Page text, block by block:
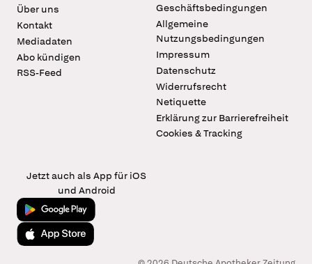
Über uns
Kontakt
Mediadaten
Abo kündigen
RSS-Feed
Geschäftsbedingungen
Allgemeine
Nutzungsbedingungen
Impressum
Datenschutz
Widerrufsrecht
Netiquette
Erklärung zur Barrierefreiheit
Cookies & Tracking
Jetzt auch als App für iOS
und Android
Jetzt bei Google Play
Laden im App Store